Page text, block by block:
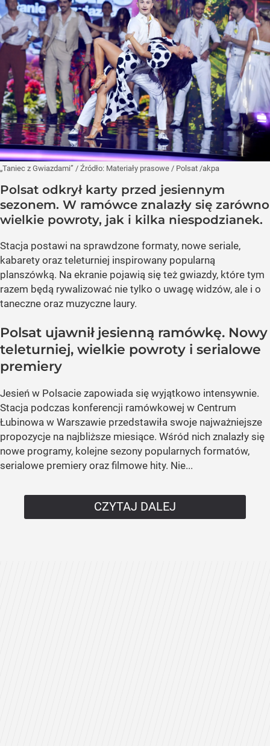
„Taniec z Gwiazdami” / Źródło: Materiały prasowe / Polsat /akpa
Polsat odkrył karty przed jesiennym
sezonem. W ramówce znalazły się zarówno
wielkie powroty, jak i kilka niespodzianek.
Stacja postawi na sprawdzone formaty, nowe seriale,
kabarety oraz teleturniej inspirowany popularną
planszówką. Na ekranie pojawią się też gwiazdy, które tym
razem będą rywalizować nie tylko o uwagę widzów, ale i o
taneczne oraz muzyczne laury.
Polsat ujawnił jesienną ramówkę. Nowy
teleturniej, wielkie powroty i serialowe
premiery
Jesień w Polsacie zapowiada się wyjątkowo intensywnie.
Stacja podczas konferencji ramówkowej w Centrum
Łubinowa w Warszawie przedstawiła swoje najważniejsze
propozycje na najbliższe miesiące. Wśród nich znalazły się
nowe programy, kolejne sezony popularnych formatów,
serialowe premiery oraz filmowe hity. Nie...
CZYTAJ DALEJ